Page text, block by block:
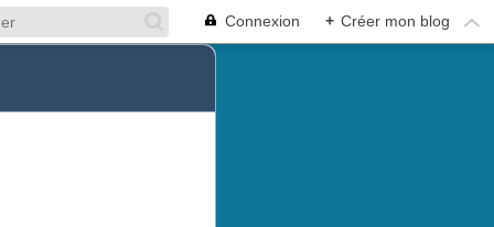
Connexion + Créer mon blog